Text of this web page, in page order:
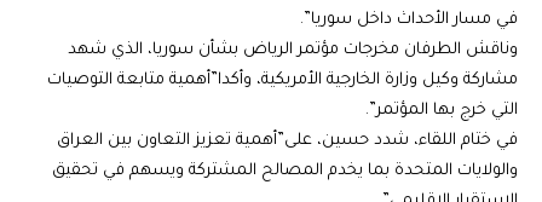
في مسار الأحداث داخل سوريا”.
وناقش الطرفان مخرجات مؤتمر الرياض بشأن سوريا، الذي شهد
مشاركة وكيل وزارة الخارجية الأمريكية، وأكدا”أهمية متابعة التوصيات
التي خرج بها المؤتمر”.
في ختام اللقاء، شدد حسين، على”أهمية تعزيز التعاون بين العراق
والولايات المتحدة بما يخدم المصالح المشتركة ويسهم في تحقيق